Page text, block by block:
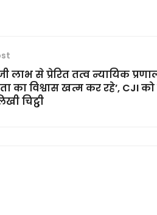
लाभ से प्रेरित तत्व न्यायिक
का विश्वास खत्म कर रहे’, CJI को
चिट्ठी